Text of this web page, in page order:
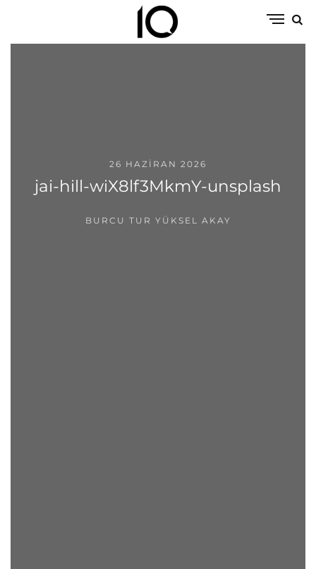
26 HAZIRAN 2026
jai-hill-wiX8lf3MkmY-unsplash
BURCU TUR YÜKSEL AKAY